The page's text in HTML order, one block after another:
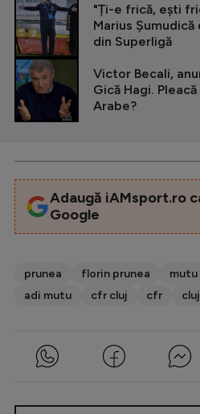
"Ți-e frică, ești
Marius
din Superligă
Victor Becali,
Gică Hagi.
Arabe?
Adaugă iAMsport.ro
Google
prunea florin prunea mutu
adi mutu
cfr cluj cfr cluj